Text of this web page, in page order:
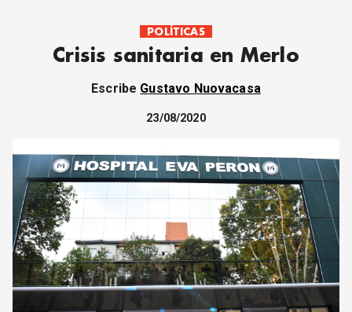
POLÍTICAS
INTERNACIONALES
MUJER
ECONOMÍA
JUVENTUD
CORREO DE LECTORES
DEBATE
ARCHIVO
DECLARACIONES
OPINIÓN
ALTAMIRA RESPONDE
Política Obrera Revista
POLÍTICAS
Crisis sanitaria en Merlo
Escribe Gustavo Nuovacasa
23/08/2020